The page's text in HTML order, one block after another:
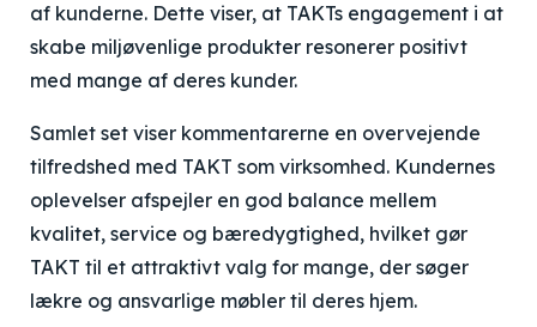
af kunderne. Dette viser, at TAKTs engagement i at
skabe miljøvenlige produkter resonerer positivt
med mange af deres kunder.
Samlet set viser kommentarerne en overvejende
tilfredshed med TAKT som virksomhed. Kundernes
oplevelser afspejler en god balance mellem
kvalitet, service og bæredygtighed, hvilket gør
TAKT til et attraktivt valg for mange, der søger
lækre og ansvarlige møbler til deres hjem.